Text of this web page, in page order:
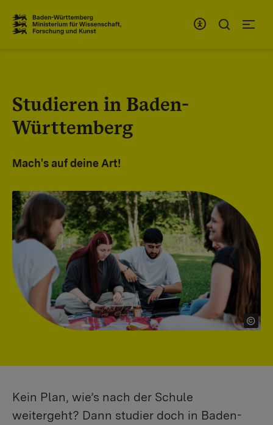
Studieren in Baden-
Württemberg
Mach's auf deine Art!
Kein Plan, wie’s nach der Schule
weitergeht? Dann studier doch in Baden-